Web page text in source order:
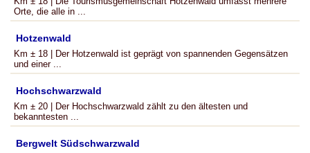
Orte, die alle in ...
Hotzenwald
Km ± 18 | Der Hotzenwald ist geprägt von spannenden Gegensätzen
und einer ...
Hochschwarzwald
Km ± 20 | Der Hochschwarzwald zählt zu den ältesten und
bekanntesten ...
Bergwelt Südschwarzwald